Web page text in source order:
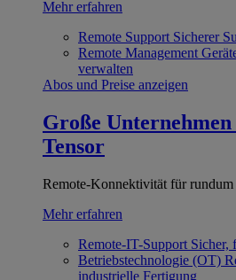
Mehr erfahren
Remote Support Sicherer
Remote Management
verwalten
Abos und Preise anzeigen
Große Unternehmen
Tensor
Remote-Konnektivität für rundum
Mehr erfahren
Remote-IT-Support Sicher,
Betriebstechnologie (OT)
industrielle Fertigung